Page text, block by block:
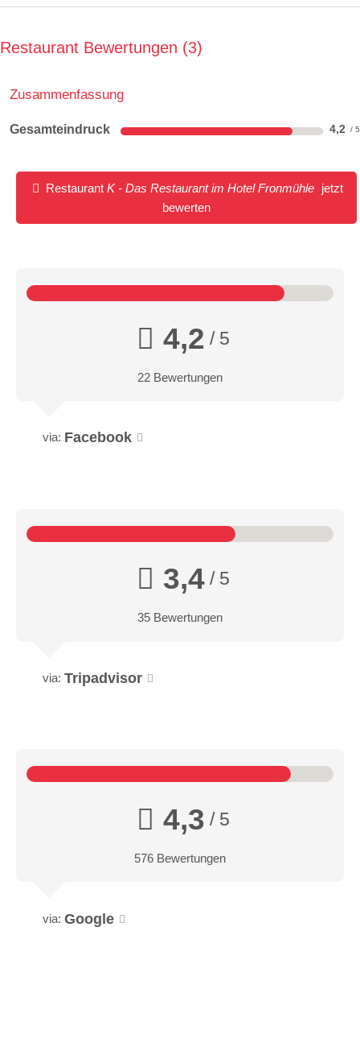
Restaurant Bewertungen 3
Zusammenfassung
Gesamteindruck 4,2
RestaurantK - Das Restaurant im Hotel Fronmühle jetzt
bewerten
4,2 / 5
22 Bewertungen
via: Facebook
3,4/ 5
35 Bewertungen
via: Tripadvisor
4,3 / 5
576 Bewertungen
via: Google